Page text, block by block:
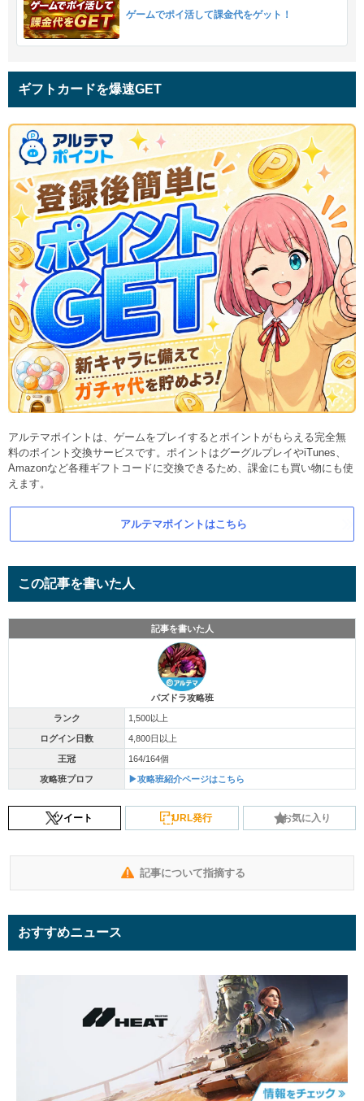
ゲームでポイ活して課金代をゲット！
ギフトカードを爆速GET
アルテマポイントは、ゲームをプレイするとポイントがもらえる完全無
料のポイント交換サービスです。ポイントはグーグルプレイやiTunes、
Amazonなど各種ギフトコードに交換できるため、課金にも買い物にも使
えます。
アルテマポイントはこちら
この記事を書いた人
記事を書いた人
パズドラ攻略班
ランク 1,500以上
ログイン日数 4,800日以上
王冠 164/164個
攻略班プロフ ▶攻略班紹介ページはこちら
ツイート URL発行 お気に入り
記事について指摘する
おすすめニュース